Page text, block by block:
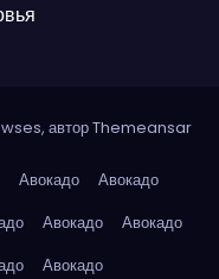
авторThemeansar
Авокадо
Авокадо
Авокадо
Авокадо
Авокадо